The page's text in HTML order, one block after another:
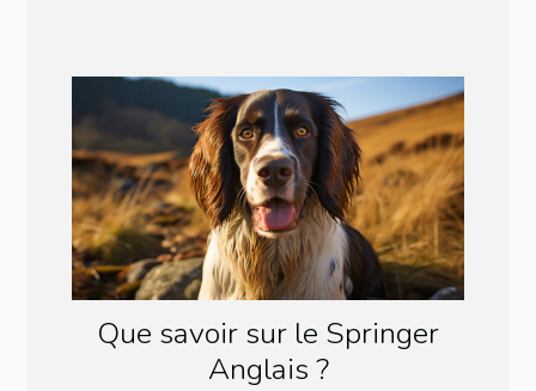
Que savoir sur le Springer
Anglais ?